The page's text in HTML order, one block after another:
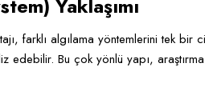
Yaklaşımı
farklı algılama yöntemlerini tek bir
edebilir. Bu çok yönlü yapı,